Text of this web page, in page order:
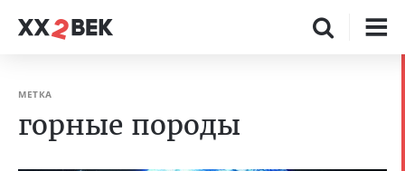
МЕТКА
горные породы